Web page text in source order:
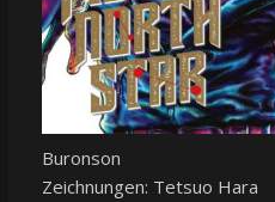
Buronson
Zeichnungen: Tetsuo Hara